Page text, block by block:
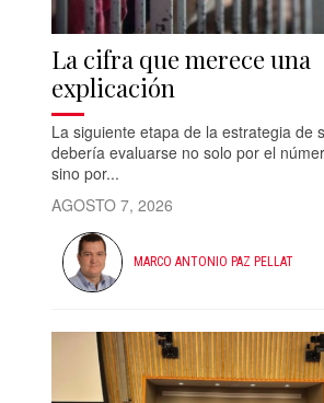
La cifra que merece una
explicación
La siguiente etapa de la estrategia de
debería evaluarse no solo por el
sino por...
AGOSTO 7, 2026
MARCO ANTONIO PAZ PELLAT